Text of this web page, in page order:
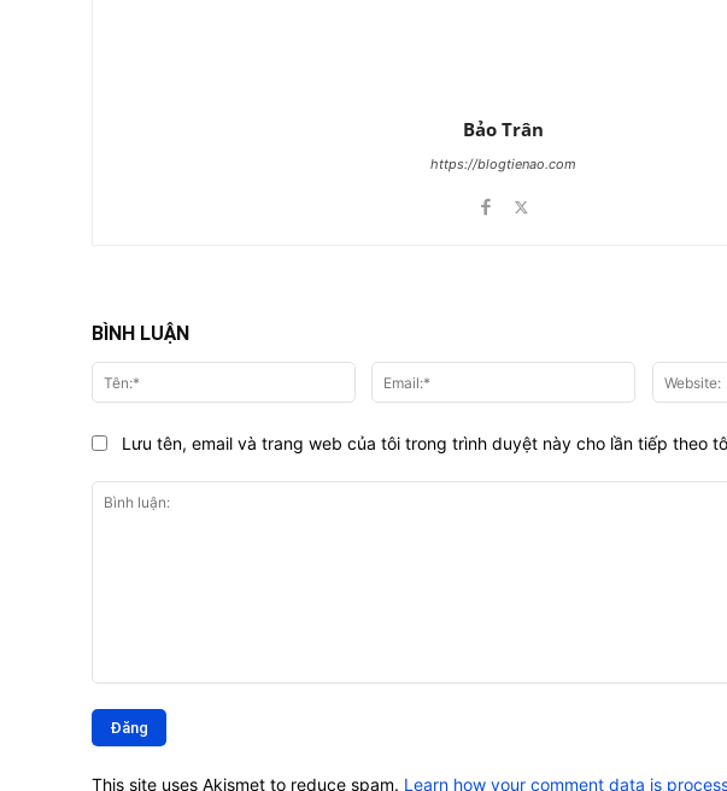
Bảo Trân
https://blogtienao.com
BÌNH LUẬN
luận:
Tên:* Email:*
Lưu tên, email và trang web của tôi trong trình duyệt này cho lần tiếp theo
This site uses Akismet to reduce spam. Learn how your comment data is